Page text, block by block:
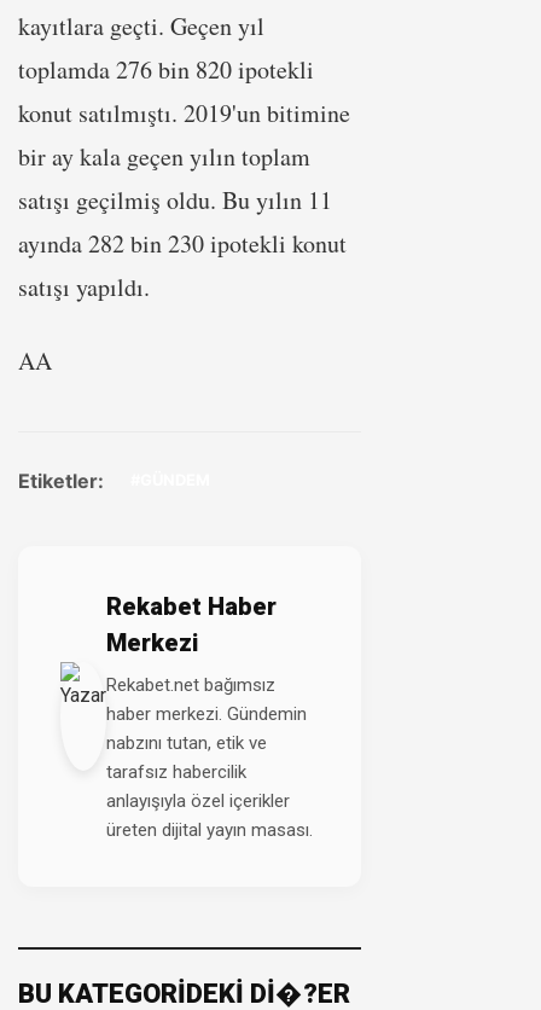
kayıtlara geçti. Geçen yıl
toplamda 276 bin 820 ipotekli
konut satılmıştı. 2019'un bitimine
bir ay kala geçen yılın toplam
satışı geçilmiş oldu. Bu yılın 11
ayında 282 bin 230 ipotekli konut
satışı yapıldı.
AA
Etiketler:
Rekabet Haber
Merkezi
Rekabet.net bağımsız
haber merkezi. Gündemin
nabzını tutan, etik ve
tarafsız habercilik
anlayışıyla özel içerikler
üreten dijital yayın masası.
BU KATEGORİDEKİ Dİ�?ER